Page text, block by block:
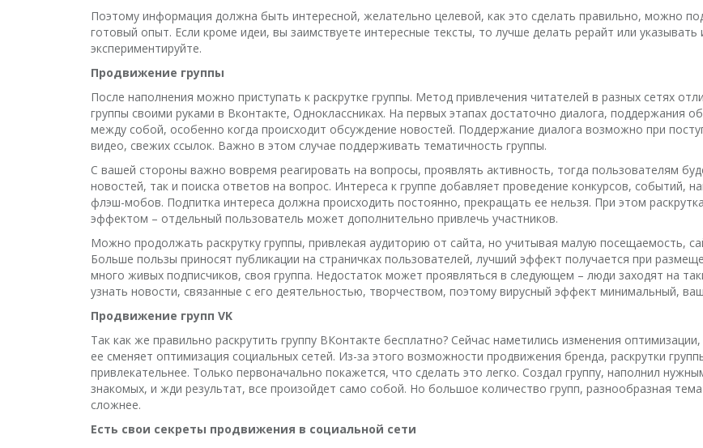
Поэтому информация должна быть интересной, желательно целевой, как это сделать правильно, можно
готовый опыт. Если кроме идеи, вы заимствуете интересные тексты, то лучше делать рерайт или
экспериментируйте.
Продвижение группы
После наполнения можно приступать к раскрутке группы. Метод привлечения читателей в разных сетях
группы своими руками в Вконтакте, Одноклассниках. На первых этапах достаточно диалога, поддержания
между собой, особенно когда происходит обсуждение новостей. Поддержание диалога возможно при
видео, свежих ссылок. Важно в этом случае поддерживать тематичность группы.
С вашей стороны важно вовремя реагировать на вопросы, проявлять активность, тогда пользователям
новостей, так и поиска ответов на вопрос. Интереса к группе добавляет проведение конкурсов, событий,
флэш-мобов. Подпитка интереса должна происходить постоянно, прекращать ее нельзя. При этом
эффектом – отдельный пользователь может дополнительно привлечь участников.
Можно продолжать раскрутку группы, привлекая аудиторию от сайта, но учитывая малую посещаемость,
Больше пользы приносят публикации на страничках пользователей, лучший эффект получается при
много живых подписчиков, своя группа. Недостаток может проявляться в следующем – люди заходят на
узнать новости, связанные с его деятельностью, творчеством, поэтому вирусный эффект минимальный,
Продвижение групп VK
Так как же правильно раскрутить группу ВКонтакте бесплатно? Сейчас наметились изменения
ее сменяет оптимизация социальных сетей. Из-за этого возможности продвижения бренда, раскрутки
привлекательнее. Только первоначально покажется, что сделать это легко. Создал группу, наполнил
знакомых, и жди результат, все произойдет само собой. Но большое количество групп, разнообразная
сложнее.
Есть свои секреты продвижения в социальной сети